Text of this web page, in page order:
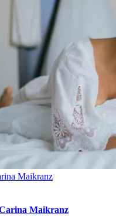
Maikranz
Maikranz